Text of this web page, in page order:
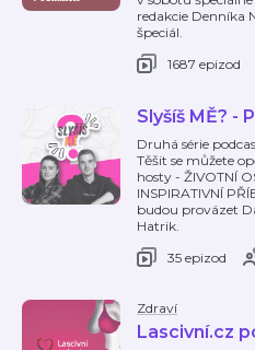
redakcie Denníka
špeciál.
1687 epizod
Slyšíš MĚ? -
Druhá série
Těšit se můžete
hosty - ŽIVOTNÍ
INSPIRATIVNÍ
budou provázet
Hatrik.
35 epizod
Zdraví
Lascivní.cz